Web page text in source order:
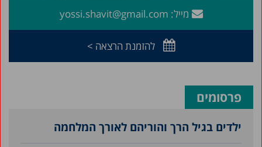
מייל: yossi.shavit@gmail.com
להזמנת הרצאה >
פרסומים
ילדים בגיל הרך והוריהם לאורך המלחמה